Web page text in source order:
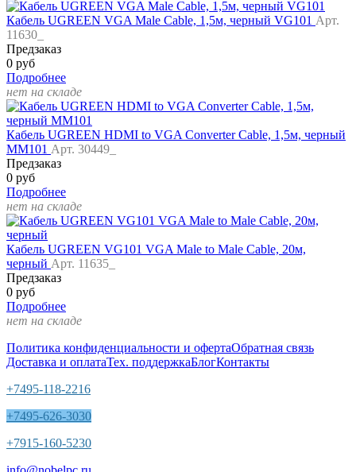
Кабель UGREEN VGA Male Cable, 1,5м, черный VG101 Арт.
11630_
Предзаказ
0 руб
Подробнее
нет на складе
Кабель UGREEN HDMI to VGA Converter Cable, 1,5м, черный
MM101 Арт. 30449_
Предзаказ
0 руб
Подробнее
нет на складе
Кабель UGREEN VG101 VGA Male to Male Cable, 20м,
черный Арт. 11635_
Предзаказ
0 руб
Подробнее
нет на складе
Политика конфиденциальности и офертаОбратная связь
Доставка и оплатаТех. поддержкаБлогКонтакты
+7495-118-2216
+7495-626-3030
+7915-160-5230